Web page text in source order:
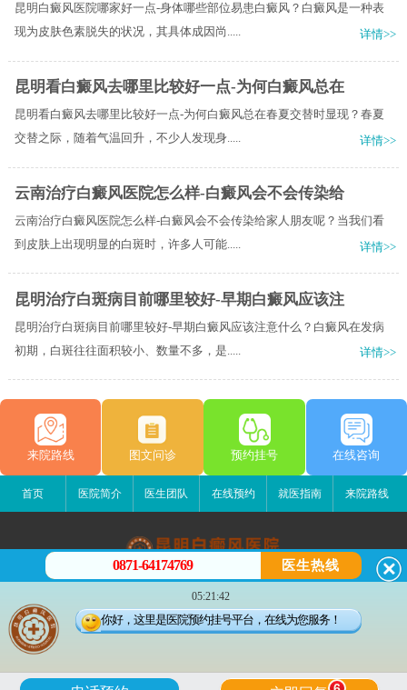
昆明白癜风医院哪家好一点-身体哪些部位易患白癜风？白癜风是一种表
现为皮肤色素脱失的状况，其具体成因尚.....
详情>>
昆明看白癜风去哪里比较好一点-为何白癜风总在
昆明看白癜风去哪里比较好一点-为何白癜风总在春夏交替时显现？春夏
交替之际，随着气温回升，不少人发现身.....
详情>>
云南治疗白癜风医院怎么样-白癜风会不会传染给
云南治疗白癜风医院怎么样-白癜风会不会传染给家人朋友呢？当我们看
到皮肤上出现明显的白斑时，许多人可能.....
详情>>
昆明治疗白斑病目前哪里较好-早期白癜风应该注
昆明治疗白斑病目前哪里较好-早期白癜风应该注意什么？白癜风在发病
初期，白斑往往面积较小、数量不多，是.....
详情>>
来院路线 图文问诊 预约挂号 在线咨询
首页 医院简介 医生团队 在线预约 就医指南 来院路线
昆明白癜风医院
昆明市五华区护国路2号
版权所有：昆明白癜风医院
滇公安备 53010202000563号
0871-64174769 医生热线
05:21:42
你好，这里是医院预约挂号平台，在线为您服务！